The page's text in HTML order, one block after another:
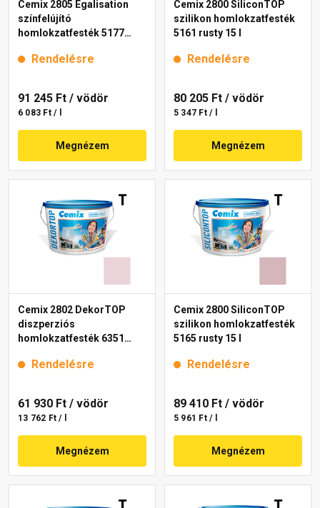
Cemix 2805 Egalisation
színfelújító
homlokzatfesték 5177
Rendelésre
91 245 Ft / vödör
6 083 Ft / l
Megnézem
Cemix 2800 SiliconTOP
szilikon homlokzatfesték
5161 rusty 15 l
Rendelésre
80 205 Ft / vödör
5 347 Ft / l
Megnézem
Cemix 2802 DekorTOP
diszperziós
homlokzatfesték 6351
Rendelésre
61 930 Ft / vödör
13 762 Ft / l
Megnézem
Cemix 2800 SiliconTOP
szilikon homlokzatfesték
5165 rusty 15 l
Rendelésre
89 410 Ft / vödör
5 961 Ft / l
Megnézem